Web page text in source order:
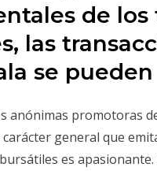
de
las
se
anónimas promotoras
general que
es